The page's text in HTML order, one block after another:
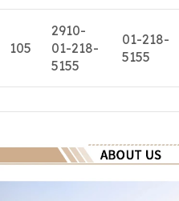
105
2910-
01-218-
5155
01-218-
5155